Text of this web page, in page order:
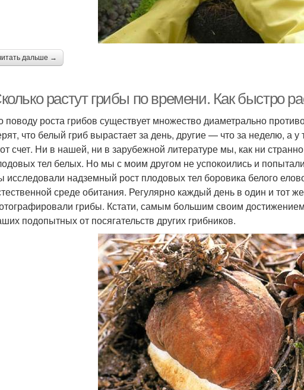
дальше →
растут грибы по времени. Как быстро
поводу роста грибов существует множество диаметрально
что белый гриб вырастает за день, другие — что за неделю, а
счет. Ни в нашей, ни в зарубежной ли­тературе мы, как ни
тел белых. Но мы с моим другом не успокоились и
исследовали надземный рост плодовых тел боровика белого
среде обитания. Ре­гулярно каждый день в один и тот
грибы. Кстати, самым большим своим
подопытных от посягательств других грибников.